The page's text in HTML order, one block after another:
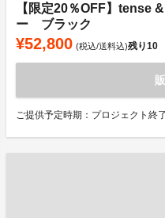
【限定20％OFF】tense
ー ブラック
¥52,800 (税込/送料込)残り10
ご提供予定時期：プロジェクト終